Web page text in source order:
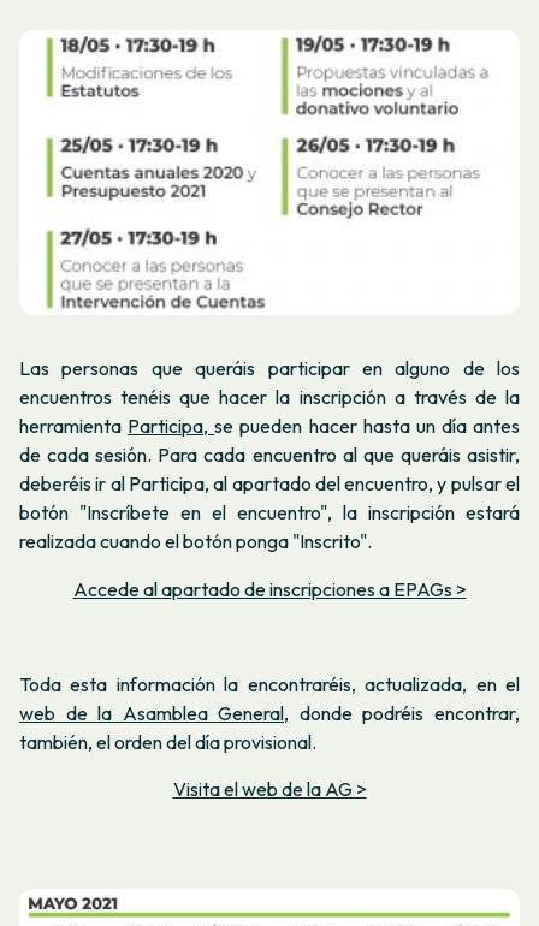
Las personas que queráis participar en alguno de los
encuentros tenéis que hacer la inscripción a través de la
herramienta Participa,se pueden hacer hasta un día antes
de cada sesión. Para cada encuentro al que queráis asistir,
deberéis ir al Participa, al apartado del encuentro, y pulsar el
botón "Inscríbete en el encuentro", la inscripción estará
realizada cuando el botón ponga "Inscrito".
Accede al apartado de inscripciones a EPAGs >
Toda esta información la encontraréis, actualizada, en el
web de la Asamblea General, donde podréis encontrar,
también, el orden del día provisional.
Visita el web de la AG >